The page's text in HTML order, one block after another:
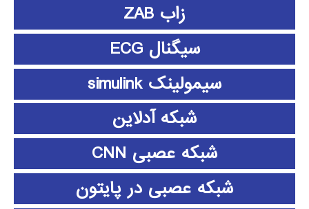
زاب ZAB
سیگنال ECG
سیمولینک simulink
شبکه آدلاین
شبکه عصبی CNN
شبکه عصبی در پایتون